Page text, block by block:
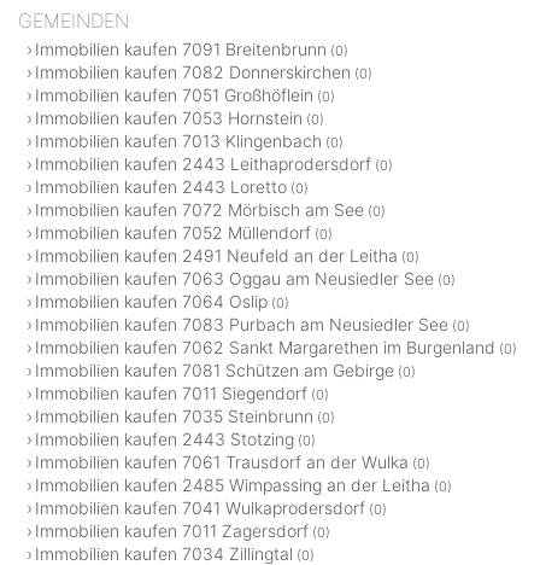
GEMEINDEN
Immobilien kaufen 7091 Breitenbrunn (0)
Immobilien kaufen 7082 Donnerskirchen (0)
Immobilien kaufen 7051 Großhöflein (0)
Immobilien kaufen 7053 Hornstein (0)
Immobilien kaufen 7013 Klingenbach (0)
Immobilien kaufen 2443 Leithaprodersdorf (0)
Immobilien kaufen 2443 Loretto (0)
Immobilien kaufen 7072 Mörbisch am See (0)
Immobilien kaufen 7052 Müllendorf (0)
Immobilien kaufen 2491 Neufeld an der Leitha (0)
Immobilien kaufen 7063 Oggau am Neusiedler See (0)
Immobilien kaufen 7064 Oslip (0)
Immobilien kaufen 7083 Purbach am Neusiedler See (0)
Immobilien kaufen 7062 Sankt Margarethen im Burgenland (0)
Immobilien kaufen 7081 Schützen am Gebirge (0)
Immobilien kaufen 7011 Siegendorf (0)
Immobilien kaufen 7035 Steinbrunn (0)
Immobilien kaufen 2443 Stotzing (0)
Immobilien kaufen 7061 Trausdorf an der Wulka (0)
Immobilien kaufen 2485 Wimpassing an der Leitha (0)
Immobilien kaufen 7041 Wulkaprodersdorf (0)
Immobilien kaufen 7011 Zagersdorf (0)
Immobilien kaufen 7034 Zillingtal (0)